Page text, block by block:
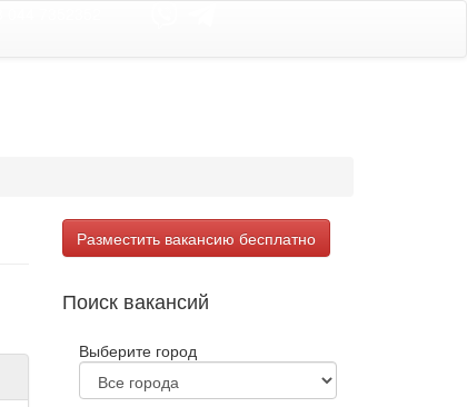
Разместить вакансию бесплатно
Поиск вакансий
Выберите город